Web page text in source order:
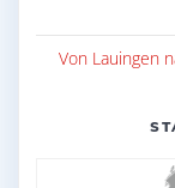
Von Lauingen